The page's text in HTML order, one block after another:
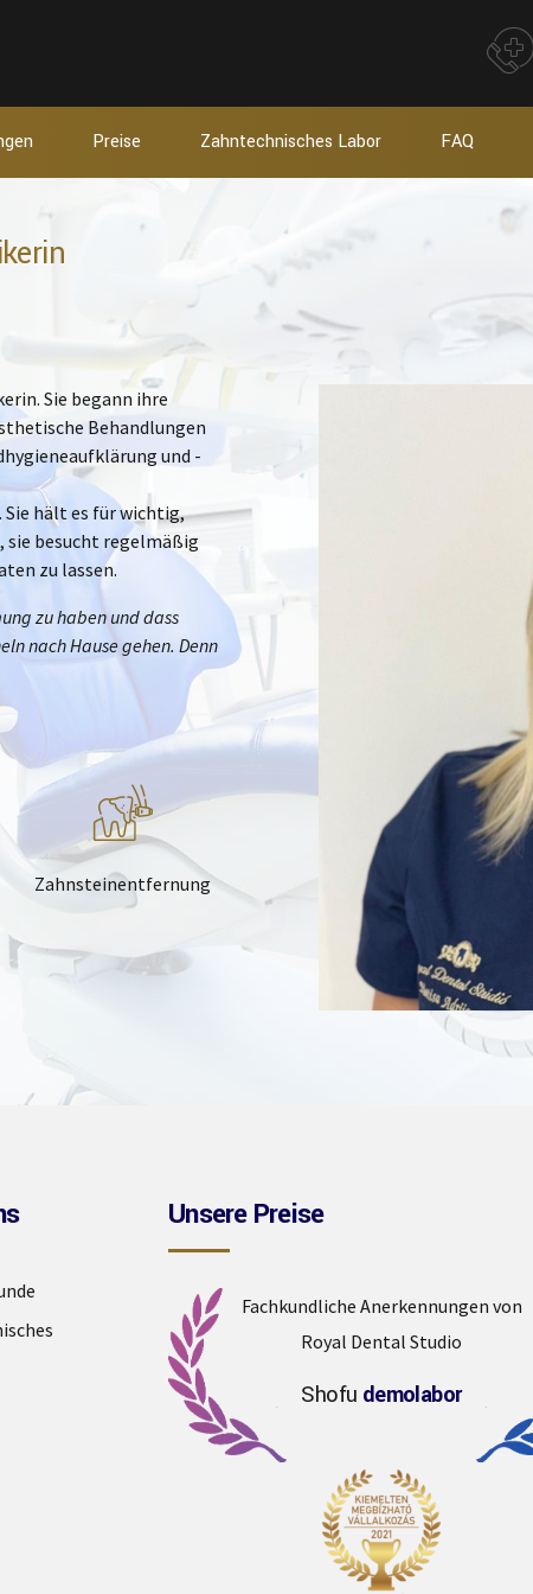
Preise Zahntechnisches Labor FAQ
Sie begann ihre
Behandlungen
und -
hält es für wichtig,
sie besucht regelmäßig
zu lassen.
zu haben und dass
nach Hause gehen. Denn
Zahnsteinentfernung
Unsere Preise
Fachkundliche Anerkennungen von
Royal Dental Studio
Shofu demolabor